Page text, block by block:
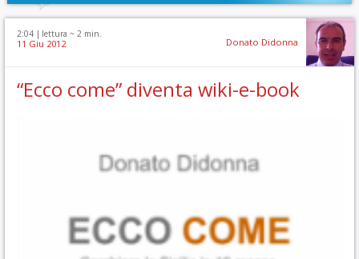
2:04 | lettura ~ 2 min.
11 Giu 2012 Donato Didonna
“Ecco come” diventa wiki-e-book